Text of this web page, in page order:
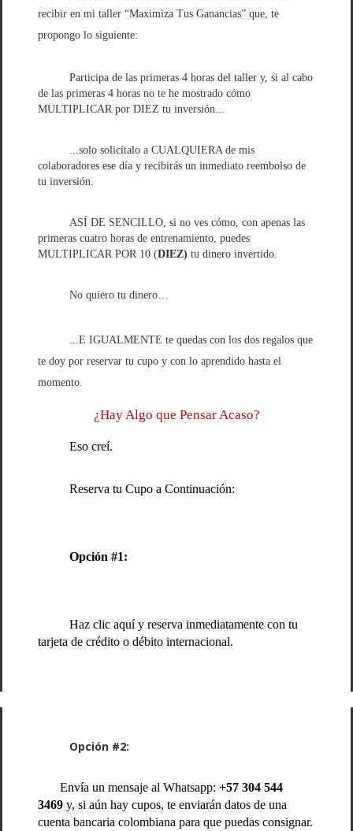
recibir en mi taller “Maximiza Tus Ganancias” que, te
propongo lo siguiente:
Participa de las primeras 4 horas del taller y, si al cabo
de las primeras 4 horas no te he mostrado cómo
MULTIPLICAR por DIEZ tu inversión...
...solo solicítalo a CUALQUIERA de mis
colaboradores ese día y recibirás un inmediato reembolso de
tu inversión.
ASÍ DE SENCILLO, si no ves cómo, con apenas las
primeras cuatro horas de entrenamiento, puedes
MULTIPLICAR POR 10 (DIEZ) tu dinero invertido.
No quiero tu dinero…
...E IGUALMENTE te quedas con los dos regalos que
te doy por reservar tu cupo y con lo aprendido hasta el
momento.
¿Hay Algo que Pensar Acaso?
Eso creí.
Reserva tu Cupo a Continuación:
Opción #1:
Haz clic aquí y reserva inmediatamente con tu
tarjeta de crédito o débito internacional.
Opción #2:
Envía un mensaje al Whatsapp: +57 304 544
3469 y, si aún hay cupos, te enviarán datos de una
cuenta bancaria colombiana para que puedas consignar.